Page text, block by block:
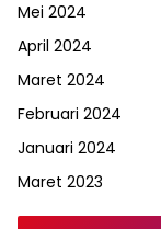
Mei 2024
April 2024
Maret 2024
Februari 2024
Januari 2024
Maret 2023